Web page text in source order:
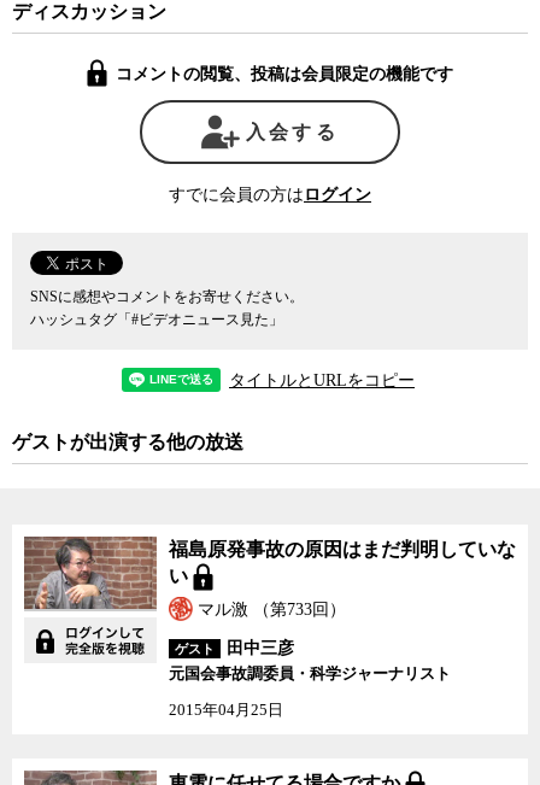
ディスカッション
コメントの閲覧、投稿は会員限定の機能です
入会する
すでに会員の方は ログイン
SNSに感想やコメントをお寄せください。
ハッシュタグ「#ビデオニュース見た」
タイトルとURLをコピー
ゲストが出演する他の放送
福島原発事故の原因はまだ判明していな
い
マル激 （第733回）
ゲスト
田中三彦
元国会事故調委員・科学ジャーナリスト
2015年04月25日
東電に任せてる場合です